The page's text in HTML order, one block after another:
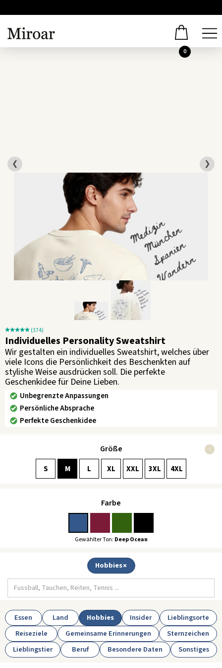
0
❮ ❯
(374)
Individuelles Personality Sweatshirt
Wir gestalten ein individuelles Sweatshirt, welches über
viele Icons die Persönlichkeit des Beschenkten auf
stylishe Weise ausdrücken soll. Die perfekte
Geschenkidee für Deine Lieben.
Unbegrenzte Anpassungen
Persönliche Absprache
Perfekte Geschenkidee
Größe i
S M L XL XXL 3XL 4XL
Farbe
Gewählter Ton: Deep Ocean
Hobbies
Essen Land Hobbies Insider
Lieblingsorte
Reiseziele
Gemeinsame Erinnerungen
Sternzeichen
Lieblingstier
Beruf Besondere Daten Sonstiges